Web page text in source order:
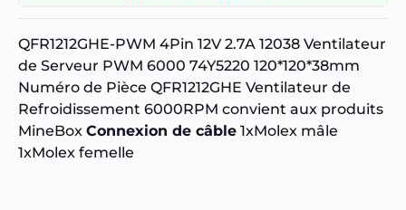
QFR1212GHE-PWM 4Pin 12V 2.7A 12038 Ventilateur
de Serveur PWM 6000 74Y5220 120*120*38mm
Numéro de Pièce QFR1212GHE Ventilateur de
Refroidissement 6000RPM convient aux produits
MineBox Connexion de câble 1xMolex mâle
1xMolex femelle